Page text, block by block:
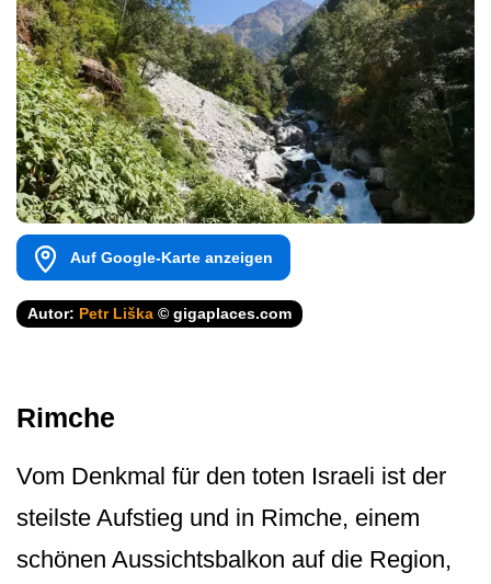
Auf Google-Karte anzeigen
Autor: Petr Liška © gigaplaces.com
Rimche
Vom Denkmal für den toten Israeli ist der
steilste Aufstieg und in Rimche, einem
schönen Aussichtsbalkon auf die Region,